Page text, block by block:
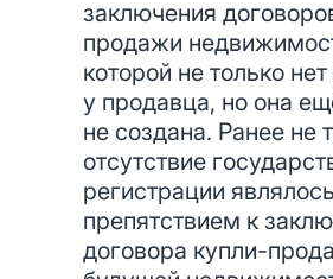
заключения
продажи
которой не только
у продавца, но она
не создана. Ранее не
отсутствие
регистрации являлось
препятствием к
договора купли-